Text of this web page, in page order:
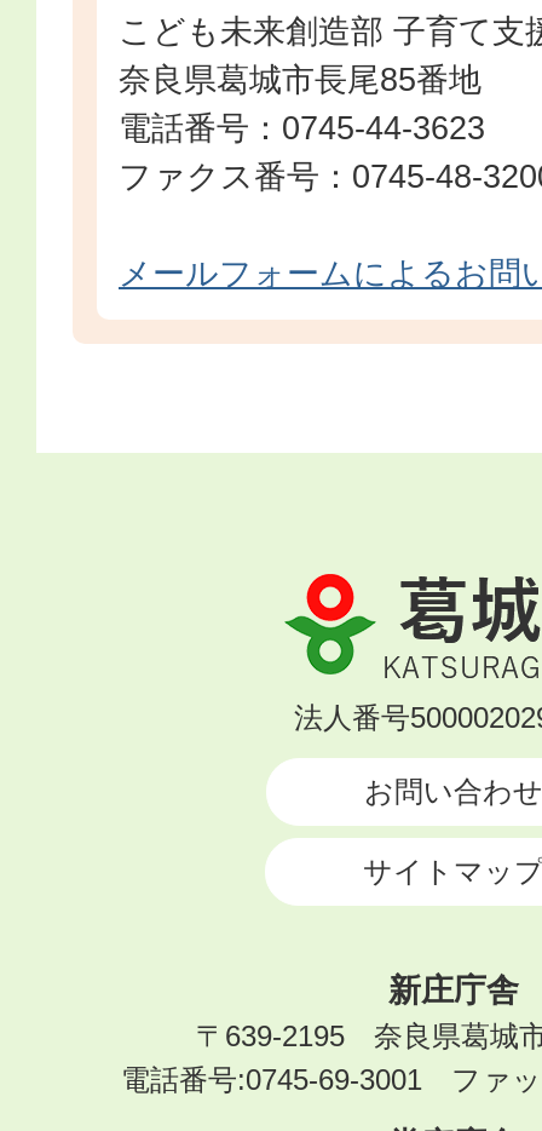
こども未来創造部 子育て支
奈良県葛城市長尾85番地
電話番号：0745-44-3623
ファクス番号：0745-48-
メールフォームによるお問
葛
城
市
KATSURAGI
法人番号
お問い合わせ
サイトマッ
新庄庁舎
〒639-2195 奈良県葛城
電話番号:0745-69-3001 ファ